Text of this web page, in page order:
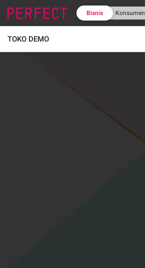
Bisnis Konsumen
TOKO DEMO